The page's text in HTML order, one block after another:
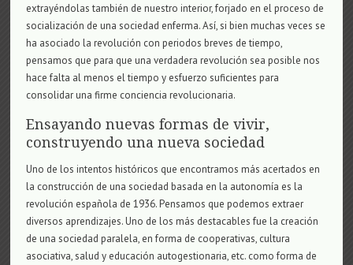
extrayéndolas también de nuestro interior, forjado en el proceso de
socialización de una sociedad enferma. Así, si bien muchas veces se
ha asociado la revolución con periodos breves de tiempo,
pensamos que para que una verdadera revolución sea posible nos
hace falta al menos el tiempo y esfuerzo suficientes para
consolidar una firme conciencia revolucionaria.
Ensayando nuevas formas de vivir,
construyendo una nueva sociedad
Uno de los intentos históricos que encontramos más acertados en
la construcción de una sociedad basada en la autonomía es la
revolución española de 1936. Pensamos que podemos extraer
diversos aprendizajes. Uno de los más destacables fue la creación
de una sociedad paralela, en forma de cooperativas, cultura
asociativa, salud y educación autogestionaria, etc. como forma de